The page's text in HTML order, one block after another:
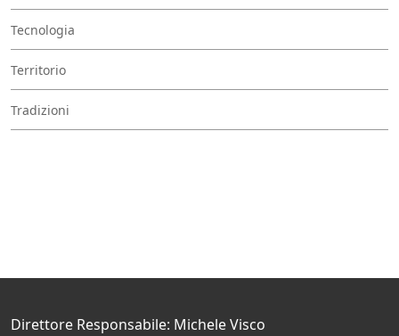
Tecnologia
Territorio
Tradizioni
Direttore Responsabile: Michele Visco